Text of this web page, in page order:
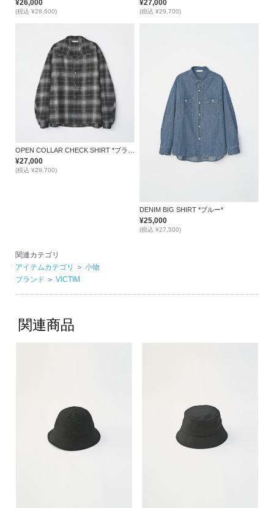
¥26,000
(税込 ¥28,600)
¥27,000
(税込 ¥29,700)
¥27,000
(税込 ¥29,700)
DENIM BIG SHIRT *ブルー*
¥25,000
(税込 ¥27,500)
関連カテゴリ
アイテムカテゴリ
＞ 小物
ブランド ＞ VICTIM
関連商品